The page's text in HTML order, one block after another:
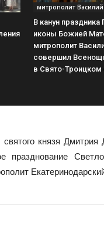
митрополит Василий
В канун
иконы Божией
митрополит
совершил
в Свято-Троицком
князя
празднование